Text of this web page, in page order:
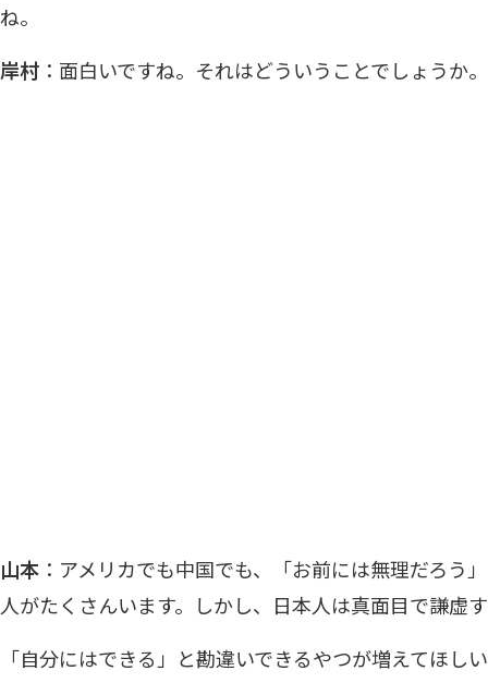
ね。
岸村 ：面白いですね。それはどういうことでしょうか。
山本 ：アメリカでも中国でも、「お前には無理だろう
人がたくさんいます。しかし、日本人は真面目で謙虚
「自分にはできる」と勘違いできるやつが増えてほし